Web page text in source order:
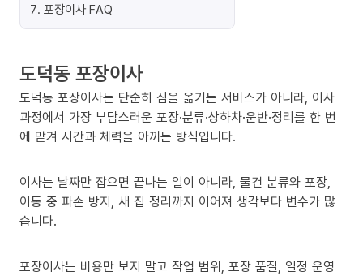
7. 포장이사 FAQ
도덕동 포장이사
도덕동 포장이사는 단순히 짐을 옮기는 서비스가 아니라, 이사
과정에서 가장 부담스러운 포장·분류·상하차·운반·정리를 한 번
에 맡겨 시간과 체력을 아끼는 방식입니다.
이사는 날짜만 잡으면 끝나는 일이 아니라, 물건 분류와 포장,
이동 중 파손 방지, 새 집 정리까지 이어져 생각보다 변수가 많
습니다.
포장이사는 비용만 보지 말고 작업 범위, 포장 품질, 일정 운영